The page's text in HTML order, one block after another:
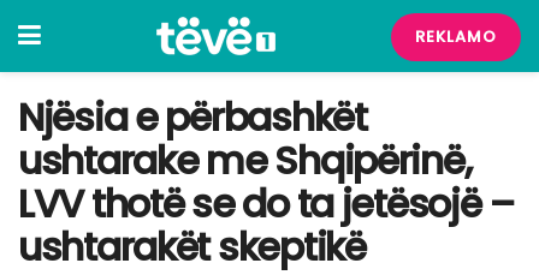
REKLAMO
Njësia e përbashkët
ushtarake me Shqipërinë,
LVV thotë se do ta jetësojë –
ushtarakët skeptikë